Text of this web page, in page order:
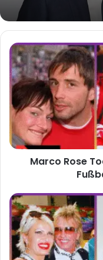
Marco
Rose
Tochter
–
Ein
Blick
auf
Familie,
Fußball
Marco Rose
Ginger
Wollersheim
früher:
Ein
Blick